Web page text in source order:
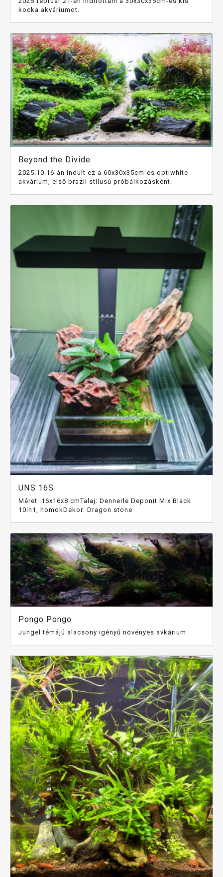
kocka akváriumot.
Beyond the Divide
2025.10.16-án indult ez a 60x30x35cm-es optiwhite
akvárium, első brazil stílusú próbálkozásként.
UNS 16S
Méret: 16x16x8 cmTalaj: Dennerle Deponit Mix Black
10in1, homokDekor: Dragon stone
Pongo Pongo
Jungel témájú alacsony igényű növényes avkárium